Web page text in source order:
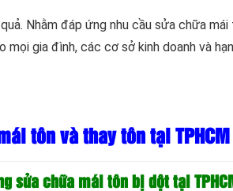
Nhằm đáp ứng nhu cầu sửa chữa
mọi gia đình, các cơ sở kinh doanh và
tôn và thay tôn tại
sửa chữa mái tôn bị dột tại